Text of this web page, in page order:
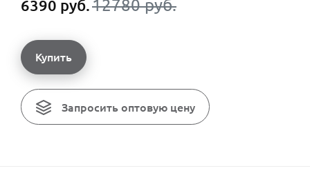
6390 руб.12780 руб.
Купить
Запросить оптовую цену